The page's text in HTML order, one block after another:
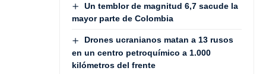
Un temblor de magnitud 6,7 sacude la
mayor parte de Colombia
Drones ucranianos matan a 13 rusos
en un centro petroquímico a 1.000
kilómetros del frente